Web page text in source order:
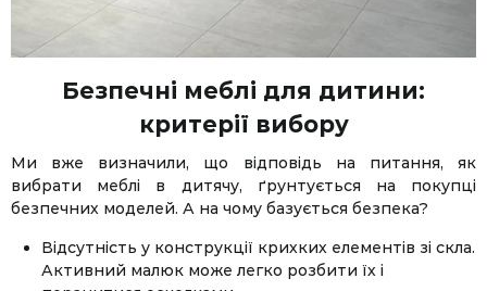
Безпечні меблі для дитини:
критерії вибору
Ми вже визначили, що відповідь на питання, як
вибрати меблі в дитячу, ґрунтується на покупці
безпечних моделей. А на чому базується безпека?
Відсутність у конструкції крихких елементів зі скла.
Активний малюк може легко розбити їх і